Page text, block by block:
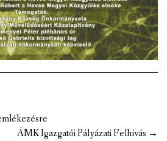
ÁMK Igazgatói Pályázati Felhívás →